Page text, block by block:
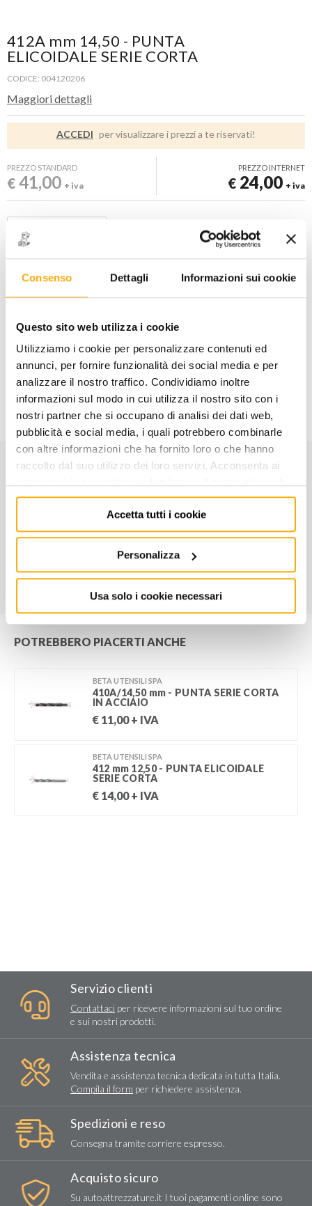
Consenso Dettagli Informazioni sui cookie
Questo sito web utilizza i cookie
Utilizziamo i cookie per personalizzare contenuti ed
annunci, per fornire funzionalità dei social media e per
analizzare il nostro traffico. Condividiamo inoltre
informazioni sul modo in cui utilizza il nostro sito con i
nostri partner che si occupano di analisi dei dati web,
pubblicità e social media, i quali potrebbero combinarle
con altre informazioni che ha fornito loro o che hanno
raccolto dal suo utilizzo dei loro servizi. Acconsenta ai
Accetta tutti i cookie
Personalizza
Usa solo i cookie necessari
412A mm 14,50 - PUNTA
ELICOIDALE SERIE CORTA
CODICE: 004120206
Maggiori dettagli
ACCEDI per visualizzare i prezzi a te riservati!
PREZZO STANDARD
€ 41,00 + iva
PREZZO INTERNET
€ 24,00 + iva
Disponibile -
FINO AD ESAURIMENTO SCORTE
Aggiungi alla lista dei
Informazioni utili
IN ACCIAIO HSS - RETTIFICATA BRUNITA
POTREBBERO PIACERTI ANCHE
BETA UTENSILI SPA
410A/14,50 mm - PUNTA SERIE CORTA
IN ACCIAIO
€ 11,00+ IVA
BETA UTENSILI SPA
412 mm 12,50 - PUNTA ELICOIDALE
SERIE CORTA
€ 14,00+ IVA
Servizio clienti
Contattaci per ricevere informazioni sul tuo ordine
e sui nostri prodotti.
Assistenza tecnica
Vendita e assistenza tecnica dedicata in tutta Italia.
Compila il form per richiedere assistenza.
Spedizioni e reso
Consegna tramite corriere espresso.
Acquisto sicuro
Su autoattrezzature.it I tuoi pagamenti online sono